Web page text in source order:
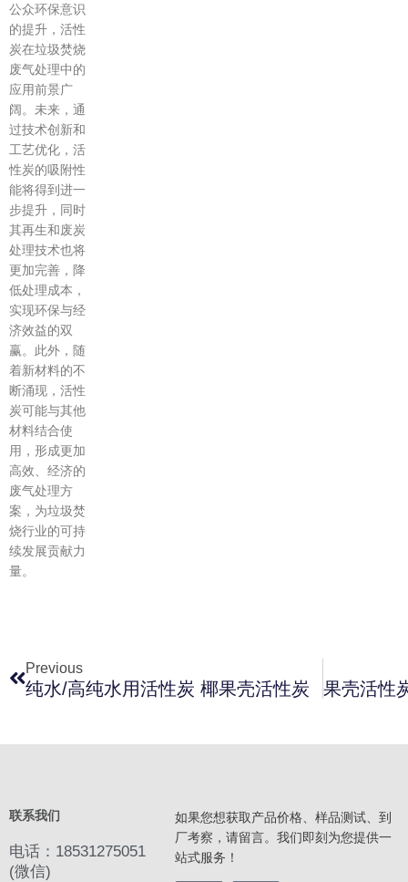
公众环保意识
的提升，活性
炭在垃圾焚烧
废气处理中的
应用前景广
阔。未来，通
过技术创新和
工艺优化，活
性炭的吸附性
能将得到进一
步提升，同时
其再生和废炭
处理技术也将
更加完善，降
低处理成本，
实现环保与经
济效益的双
赢。此外，随
着新材料的不
断涌现，活性
炭可能与其他
材料结合使
用，形成更加
高效、经济的
废气处理方
案，为垃圾焚
烧行业的可持
续发展贡献力
量。
Previous
纯水/高纯水用活性炭 椰果壳活性炭
联系我们
电话：18531275051
(微信)
如果您想获取产品价格、样品测试、到
厂考察，请留言。我们即刻为您提供一
站式服务！